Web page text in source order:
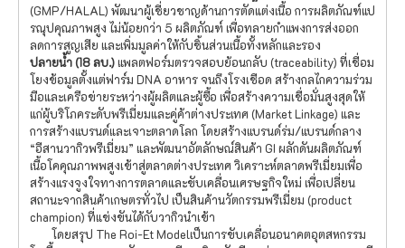
(GMP/HALAL) พัฒนาผู้เชี่ยวชาญด้านการตัดแต่งเนื้อ การผลิตภัณฑ์แป
รณุปคุณภาพสูง ไม่น้อยกว่า 5 ผลิตภัณฑ์ เพื่อทลายกำแพงการส่งออก
ลดการสูญเสีย และเพิ่มมูลค่าให้กับชิ้นส่วนเนื้อทั้งหลักและรอง
ปลายน้ำ (18 ลบ.)แพลตฟอร์มตรวจสอบย้อนกลับ (traceability) ที่เชื่อม
โยงข้อมูลตั้งแต่ฟาร์ม DNA อาหาร จนถึงโรงเชือด สร้างกลไกความร่วม
มือและเครือข่ายระหว่างผู้ผลิตและผู้ซื้อ เพื่อสร้างความเชื่อมั่นสูงสุดให้
แก่ผู้บริโภคระดับพรีเมี่ยมและคู่ค้าต่างประเทศ (Market Linkage) และ
การสร้างแบรนด์และเจาะตลาดโลก โดยสร้างแบรนด์ร่ม/แบรนด์กลาง
“อีสานวากิวพรีเมี่ยม” และพัฒนาอัตลักษณ์สินค้า GI ผลักดันผลิตภัณฑ์
เนื้อโคคุณภาพพสูงเข้าสู่ตลาดต่างประเทศ วิเคราะห์ตลาดพรีเมี่ยมเพื่อ
สร้างแรงจูงใจทางการตลาดและขับเคลื่อนเศรษฐกิจใหม่ เพื่อเปลี่ยน
สถานะจากสินค้าเกษตรทั่วไป เป็นสินค้านวัตกรรมพรีเมี่ยม (product
champion) ที่แข่งขันได้กับวากิวนำเข้า
โดยสรุป The Roi-Et Modelเป็นการขับเคลื่อนอนาคตอุตสหกรรม